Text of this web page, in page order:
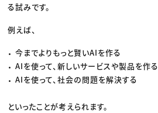
る試みです。
例えば、
今までよりもっと賢いAIを作る
AIを使って、新しいサービスや製品を作る
AIを使って、社会の問題を解決する
といったことが考えられます。